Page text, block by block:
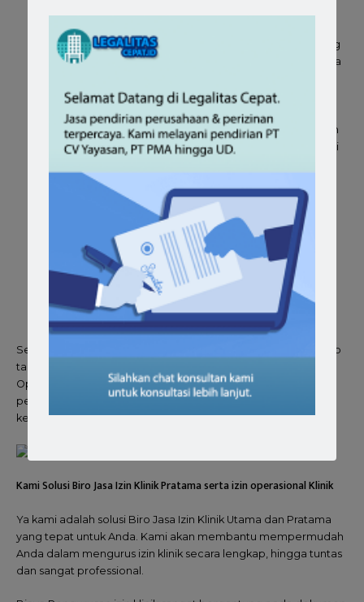
spesialis dan SIP dokter umum dan Apoteker
Memiliki izin lingkungan berupa SPPL atau UKL UPL yang
disahkan oleh Dinas Lingkungan Hidup Pemerintah Kota
IMB Fungsi Klinik
Mendapatkan Izin Tata Ruang
Persetujuan tetangga kiri dan kanan yang diketahui dan
disahkan oleh Kelurahan dan Kecamatan sesuai domisili
Dilengkapi dengan profil serta denah klinik secara
Sudah mempunyai Sertifikat Laik Fungsi
Telah mendapatkan notifikasi persetujuan Sarana dan
Prasarana klinik
yang ada harus mencakup KBLI klinik
Memiliki rekomendasi dari kecamatan
Dilengkapi dengan bukti sertifikasi keahlian bidang
kecantikan atau kompetensi bidang sesuai fungsi klinik
Semua syarat tersebut harus Anda lengkapi dan bersifat Wajib
tanpa terkecuali, Memang untuk mendapatkan Izin
Operasional Klinik, Pemerintah Indonesia memberlakukan
persyaratan yang banyak karena klinik adalah fasilitas
kesehatan yang berkaitan dengan nyawa manusia.
Kami Solusi Biro Jasa Izin Klinik Pratama serta izin operasional Klinik
Ya kami adalah solusi Biro Jasa Izin Klinik Utama dan Pratama
yang tepat untuk Anda. Kami akan membantu mempermudah
Anda dalam mengurus izin klinik secara lengkap, hingga tuntas
dan sangat professional.